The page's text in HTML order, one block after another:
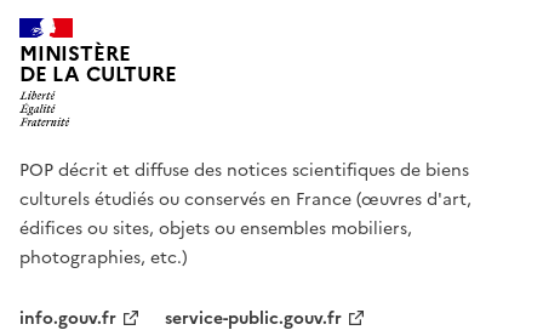
MINISTÈRE
DE LA CULTURE
POP décrit et diffuse des notices scientifiques de biens
culturels étudiés ou conservés en France (œuvres d'art,
édifices ou sites, objets ou ensembles mobiliers,
photographies, etc.)
info.gouv.fr
service-public.gouv.fr